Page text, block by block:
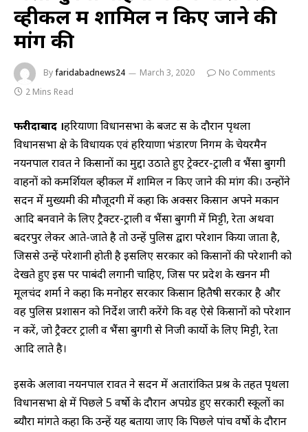
व्हीकल में शामिल न किए जाने की
मांग की
Byfaridabadnews24 March 3, 2020
No Comments
2 Mins Read
फरीदाबाद ।हरियाणा विधानसभा के बजट सत्र के दौरान पृथला
विधानसभा क्षेत्र के विधायक एवं हरियाणा भंडारण निगम के चेयरमैन
नयनपाल रावत ने किसानों का मुद्दा उठाते हुए ट्रेक्टर-ट्राली व भैंसा बुगगी
वाहनों को कमर्शियल व्हीकल में शामिल न किए जाने की मांग की। उन्होंने
सदन में मुख्यमंत्री की मौजूदगी में कहा कि अक्सर किसान अपने मकान
आदि बनवाने के लिए ट्रैक्टर-ट्राली व भैंसा बुगगी में मिट्टी, रेता अथवा
बदरपुर लेकर आते-जाते है तो उन्हें पुलिस द्वारा परेशान किया जाता है,
जिससे उन्हें परेशानी होती है इसलिए सरकार को किसानों की परेशानी को
देखते हुए इस पर पाबंदी लगानी चाहिए, जिस पर प्रदेश के खनन मंत्री
मूलचंद शर्मा ने कहा कि मनोहर सरकार किसान हितैषी सरकार है और
वह पुलिस प्रशासन को निर्देश जारी करेंगे कि वह ऐसे किसानों को परेशान
न करें, जो ट्रैक्टर ट्राली व भैंसा बुगगी से निजी कार्याे के लिए मिट्टी, रेता
आदि लाते है।
इसके अलावा नयनपाल रावत ने सदन में अतारांकित प्रश्र के तहत पृथला
विधानसभा क्षेत्र में पिछले 5 वर्षाे के दौरान अपग्रेड हुए सरकारी स्कूलों का
ब्यौरा मांगते कहा कि उन्हें यह बताया जाए कि पिछले पांच वर्षाे के दौरान